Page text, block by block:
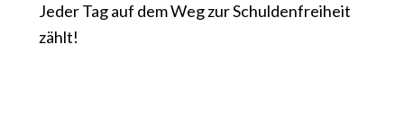
Jeder Tag auf dem Weg zur Schuldenfreiheit
zählt!